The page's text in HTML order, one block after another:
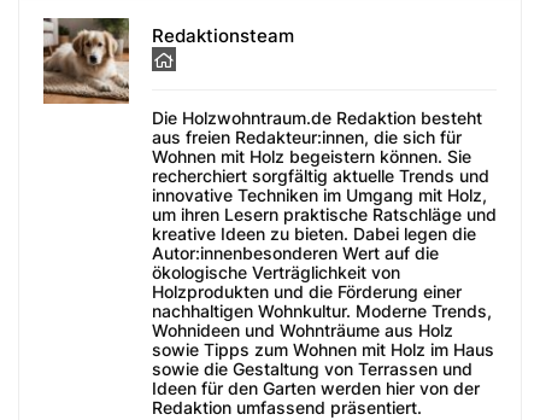
Redaktionsteam
Die Holzwohntraum.de Redaktion besteht
aus freien Redakteur:innen, die sich für
Wohnen mit Holz begeistern können. Sie
recherchiert sorgfältig aktuelle Trends und
innovative Techniken im Umgang mit Holz,
um ihren Lesern praktische Ratschläge und
kreative Ideen zu bieten. Dabei legen die
Autor:innenbesonderen Wert auf die
ökologische Verträglichkeit von
Holzprodukten und die Förderung einer
nachhaltigen Wohnkultur. Moderne Trends,
Wohnideen und Wohnträume aus Holz
sowie Tipps zum Wohnen mit Holz im Haus
sowie die Gestaltung von Terrassen und
Ideen für den Garten werden hier von der
Redaktion umfassend präsentiert.